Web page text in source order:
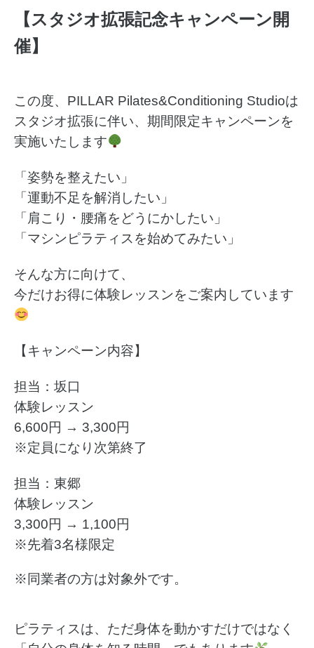
【スタジオ拡張記念キャンペーン開
催】
この度、PILLAR Pilates&Conditioning Studioは
スタジオ拡張に伴い、期間限定キャンペーンを
実施いたします
「姿勢を整えたい」
「運動不足を解消したい」
「肩こり・腰痛をどうにかしたい」
「マシンピラティスを始めてみたい」
そんな方に向けて、
今だけお得に体験レッスンをご案内しています
【キャンペーン内容】
担当：坂口
体験レッスン
6,600円 → 3,300円
※定員になり次第終了
担当：東郷
体験レッスン
3,300円 → 1,100円
※先着3名様限定
※同業者の方は対象外です。
ピラティスは、ただ身体を動かすだけではなく